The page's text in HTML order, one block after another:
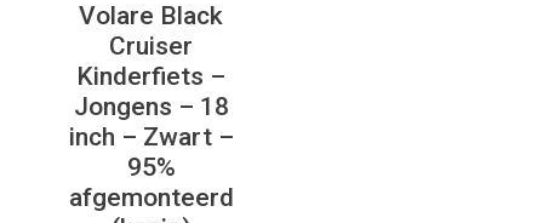
Volare Black
Cruiser
Kinderfiets –
Jongens – 18
inch – Zwart –
95%
afgemonteerd